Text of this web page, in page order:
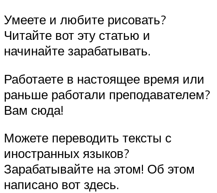
Умеете и любите рисовать?
Читайте вот эту статью и
начинайте зарабатывать.
Работаете в настоящее время или
раньше работали преподавателем?
Вам сюда!
Можете переводить тексты с
иностранных языков?
Зарабатывайте на этом! Об этом
написано вот здесь.